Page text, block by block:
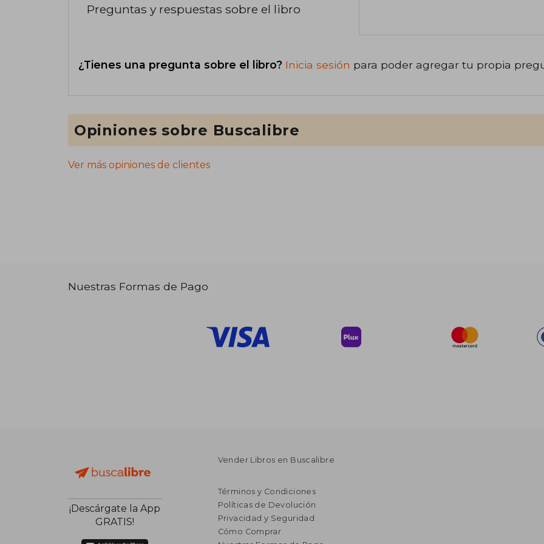
Preguntas y respuestas sobre el libro
¿Tienes una pregunta sobre el libro? Inicia sesión para poder agregar tu propia
Opiniones sobre Buscalibre
Ver más opiniones de clientes
Nuestras Formas de Pago
¡Descárgate la App
GRATIS!
Vender Libros en Buscalibre
Términos y Condiciones
Políticas de Devolución
Privacidad y Seguridad
Cómo Comprar